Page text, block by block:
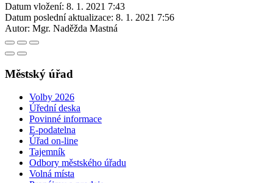
Datum vložení: 8. 1. 2021 7:43
Datum poslední aktualizace: 8. 1. 2021 7:56
Autor: Mgr. Naděžda Mastná
Městský úřad
Volby 2026
Úřední deska
Povinné informace
E-podatelna
Úřad on-line
Tajemník
Odbory městského úřadu
Volná místa